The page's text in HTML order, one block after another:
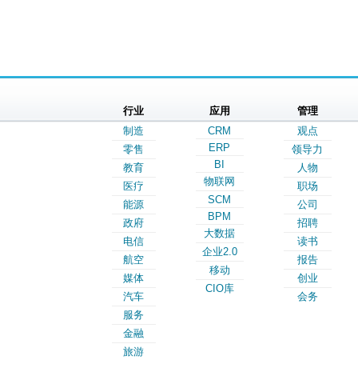
行业
制造
零售
教育
医疗
能源
政府
电信
航空
媒体
汽车
服务
金融
旅游
应用
CRM
ERP
BI
物联网
SCM
BPM
大数据
企业2.0
移动
CIO库
管理
观点
领导力
人物
职场
公司
招聘
读书
报告
创业
会务